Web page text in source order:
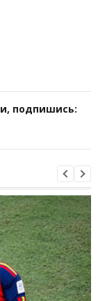
подпишись: